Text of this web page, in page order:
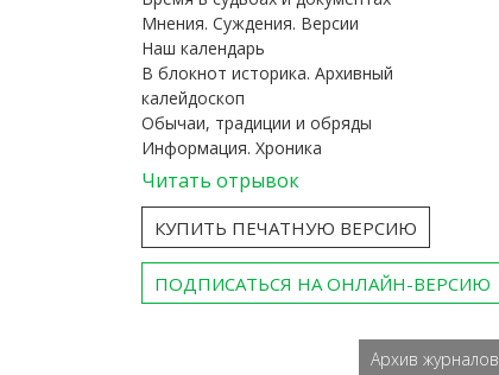
Мнения. Суждения. Версии
Наш календарь
В блокнот историка. Архивный
калейдоскоп
Обычаи, традиции и обряды
Информация. Хроника
Читать отрывок
КУПИТЬ ПЕЧАТНУЮ ВЕРСИЮ
ПОДПИСАТЬСЯ НА ОНЛАЙН-ВЕРСИЮ
Архив журналов